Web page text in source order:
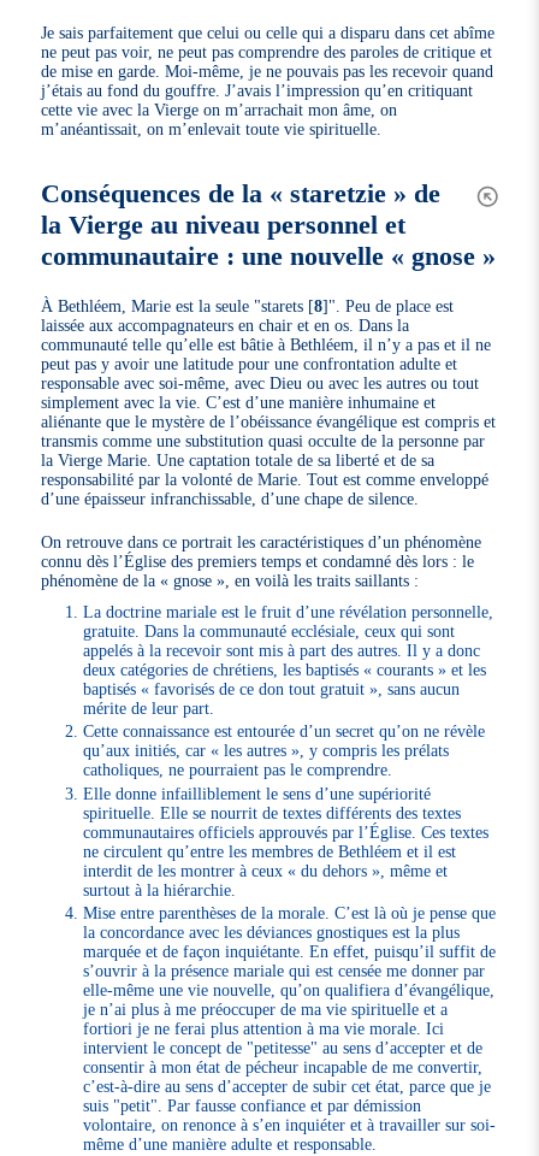
Je sais parfaitement que celui ou celle qui a disparu dans cet abîme
ne peut pas voir, ne peut pas comprendre des paroles de critique et
de mise en garde. Moi-même, je ne pouvais pas les recevoir quand
j’étais au fond du gouffre. J’avais l’impression qu’en critiquant
cette vie avec la Vierge on m’arrachait mon âme, on
m’anéantissait, on m’enlevait toute vie spirituelle.
Conséquences de la « staretzie » de
la Vierge au niveau personnel et
communautaire : une nouvelle « gnose »
À Bethléem, Marie est la seule "starets [8]". Peu de place est
laissée aux accompagnateurs en chair et en os. Dans la
communauté telle qu’elle est bâtie à Bethléem, il n’y a pas et il ne
peut pas y avoir une latitude pour une confrontation adulte et
responsable avec soi-même, avec Dieu ou avec les autres ou tout
simplement avec la vie. C’est d’une manière inhumaine et
aliénante que le mystère de l’obéissance évangélique est compris et
transmis comme une substitution quasi occulte de la personne par
la Vierge Marie. Une captation totale de sa liberté et de sa
responsabilité par la volonté de Marie. Tout est comme enveloppé
d’une épaisseur infranchissable, d’une chape de silence.
On retrouve dans ce portrait les caractéristiques d’un phénomène
connu dès l’Église des premiers temps et condamné dès lors : le
phénomène de la « gnose », en voilà les traits saillants :
La doctrine mariale est le fruit d’une révélation personnelle,
gratuite. Dans la communauté ecclésiale, ceux qui sont
appelés à la recevoir sont mis à part des autres. Il y a donc
deux catégories de chrétiens, les baptisés « courants » et les
baptisés « favorisés de ce don tout gratuit », sans aucun
mérite de leur part.
Cette connaissance est entourée d’un secret qu’on ne révèle
qu’aux initiés, car « les autres », y compris les prélats
catholiques, ne pourraient pas le comprendre.
Elle donne infailliblement le sens d’une supériorité
spirituelle. Elle se nourrit de textes différents des textes
communautaires officiels approuvés par l’Église. Ces textes
ne circulent qu’entre les membres de Bethléem et il est
interdit de les montrer à ceux « du dehors », même et
surtout à la hiérarchie.
Mise entre parenthèses de la morale. C’est là où je pense que
la concordance avec les déviances gnostiques est la plus
marquée et de façon inquiétante. En effet, puisqu’il suffit de
s’ouvrir à la présence mariale qui est censée me donner par
elle-même une vie nouvelle, qu’on qualifiera d’évangélique,
je n’ai plus à me préoccuper de ma vie spirituelle et a
fortiori je ne ferai plus attention à ma vie morale. Ici
intervient le concept de "petitesse" au sens d’accepter et de
consentir à mon état de pécheur incapable de me convertir,
c’est-à-dire au sens d’accepter de subir cet état, parce que je
suis "petit". Par fausse confiance et par démission
volontaire, on renonce à s’en inquiéter et à travailler sur soi-
même d’une manière adulte et responsable.